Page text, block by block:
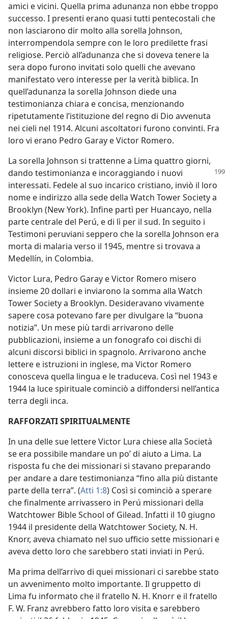
amici e vicini. Quella prima adunanza non ebbe troppo
successo. I presenti erano quasi tutti pentecostali che
non lasciarono dir molto alla sorella Johnson,
interrompendola sempre con le loro predilette frasi
religiose. Perciò all’adunanza che si doveva tenere la
sera dopo furono invitati solo quelli che avevano
manifestato vero interesse per la verità biblica. In
quell’adunanza la sorella Johnson diede una
testimonianza chiara e concisa, menzionando
ripetutamente l’istituzione del regno di Dio avvenuta
nei cieli nel 1914. Alcuni ascoltatori furono convinti. Fra
loro vi erano Pedro Garay e Victor Romero.
La sorella Johnson si trattenne a Lima quattro giorni,
dando testimonianza e incoraggiando i nuovi
interessati. Fedele al suo incarico cristiano, inviò il loro
nome e indirizzo alla sede della Watch Tower Society a
Brooklyn (New York). Infine partì per Huancayo, nella
parte centrale del Perú, e di lì per il sud. In seguito i
Testimoni peruviani seppero che la sorella Johnson era
morta di malaria verso il 1945, mentre si trovava a
Medellín, in Colombia.
Victor Lura, Pedro Garay e Victor Romero misero
insieme 20 dollari e inviarono la somma alla Watch
Tower Society a Brooklyn. Desideravano vivamente
sapere cosa potevano fare per divulgare la “buona
notizia”. Un mese più tardi arrivarono delle
pubblicazioni, insieme a un fonografo coi dischi di
alcuni discorsi biblici in spagnolo. Arrivarono anche
lettere e istruzioni in inglese, ma Victor Romero
conosceva quella lingua e le traduceva. Così nel 1943 e
1944 la luce spirituale cominciò a diffondersi nell’antica
terra degli inca.
RAFFORZATI SPIRITUALMENTE
In una delle sue lettere Victor Lura chiese alla Società
se era possibile mandare un po’ di aiuto a Lima. La
risposta fu che dei missionari si stavano preparando
per andare a dare testimonianza “fino alla più distante
parte della terra”. (Atti 1:8) Così si cominciò a sperare
che finalmente arrivassero in Perú missionari della
Watchtower Bible School of Gilead. Infatti il 10 giugno
1944 il presidente della Watchtower Society, N. H.
Knorr, aveva chiamato nel suo ufficio sette missionari e
aveva detto loro che sarebbero stati inviati in Perú.
Ma prima dell’arrivo di quei missionari ci sarebbe stato
un avvenimento molto importante. Il gruppetto di
Lima fu informato che il fratello N. H. Knorr e il fratello
F. W. Franz avrebbero fatto loro visita e sarebbero